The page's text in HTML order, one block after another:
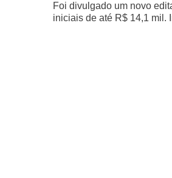
Foi divulgado um novo
iniciais de até R$ 14,1 mil.